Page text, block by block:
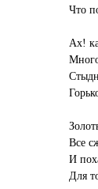
Что
Ах!
Все
И
Для